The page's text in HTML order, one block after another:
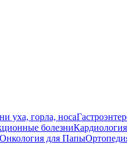
уха, горла, носа
болезниКардиология
Онкология для Папы